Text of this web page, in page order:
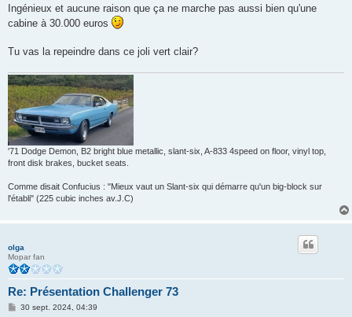
s
s
a
Ingénieux et aucune raison que ça ne marche pas aussi bien qu'une
cabine à 30.000 euros
Tu vas la repeindre dans ce joli vert clair?
'71 Dodge Demon, B2 bright blue metallic, slant-six, A-833 4speed on floor, vinyl top,
front disk brakes, bucket seats.
Comme disait Confucius : "Mieux vaut un Slant-six qui démarre qu'un big-block sur
l'établi" (225 cubic inches av.J.C)
olga
Mopar fan
Re: Présentation Challenger 73
M30 sept. 2024, 04:39